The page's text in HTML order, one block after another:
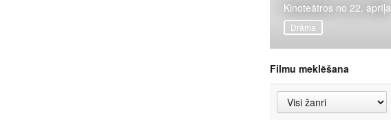
Kinoteātros no 22. aprīļa
Drāma
Filmu meklēšana